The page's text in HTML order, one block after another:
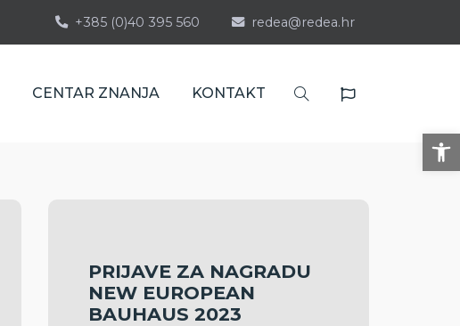
+385 (0)40 395 560 redea@redea.hr
CENTAR ZNANJA KONTAKT
PRIJAVE ZA NAGRADU
NEW EUROPEAN
BAUHAUS 2023